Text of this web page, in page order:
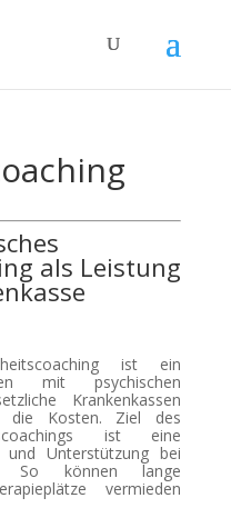
als Leistung
ist ein
mit psychischen
Krankenkassen
die Kosten. Ziel des
ist eine
Unterstützung bei
So können lange
vermieden